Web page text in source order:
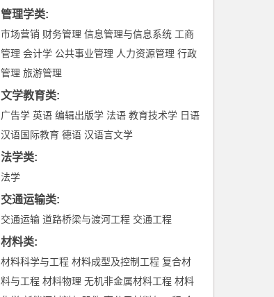
管理学类:
市场营销 财务管理 信息管理与信息系统 工商
管理 会计学 公共事业管理 人力资源管理 行政
管理 旅游管理
文学教育类:
广告学 英语 编辑出版学 法语 教育技术学 日语
汉语国际教育 德语 汉语言文学
法学类:
法学
交通运输类:
交通运输 道路桥梁与渡河工程 交通工程
材料类:
材料科学与工程 材料成型及控制工程 复合材
料与工程 材料物理 无机非金属材料工程 材料